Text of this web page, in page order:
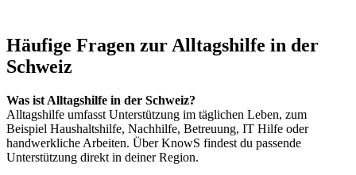
Häufige Fragen zur Alltagshilfe in der
Schweiz
Was ist Alltagshilfe in der Schweiz?
Alltagshilfe umfasst Unterstützung im täglichen Leben, zum
Beispiel Haushaltshilfe, Nachhilfe, Betreuung, IT Hilfe oder
handwerkliche Arbeiten. Über KnowS findest du passende
Unterstützung direkt in deiner Region.